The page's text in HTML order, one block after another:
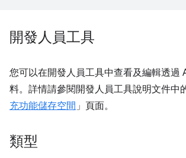
開發人員工具
您可以在開發人員工具中查看及編輯透過
料。詳情請參閱開發人員工具說明文件中
充功能儲存空間 」頁面。
類型